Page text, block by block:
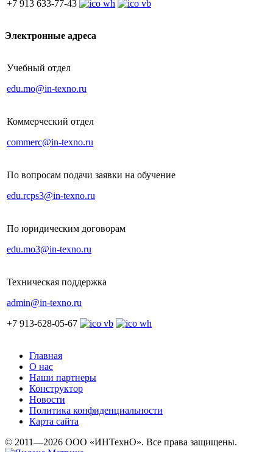
+7 913 633-77-43
Электронные адреса
Учебный отдел
edu.mo@in-texno.ru
Коммерческий отдел
commerc@in-texno.ru
По вопросам подачи заявки на обучение
edu.rcps3@in-texno.ru
По юридическим договорам
edu.mo3@in-texno.ru
Техническая поддержка
admin@in-texno.ru
+7 913-628-05-67
Главная
О нас
Наши партнеры
Конструктор
Новости
Политика конфиденциальности
Карта сайта
© 2011—2026 ООО «ИНТехнО». Все права защищены.